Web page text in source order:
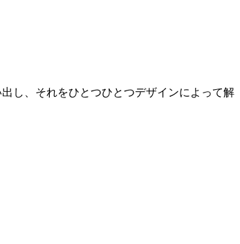
し、それをひとつひとつデザインによって解